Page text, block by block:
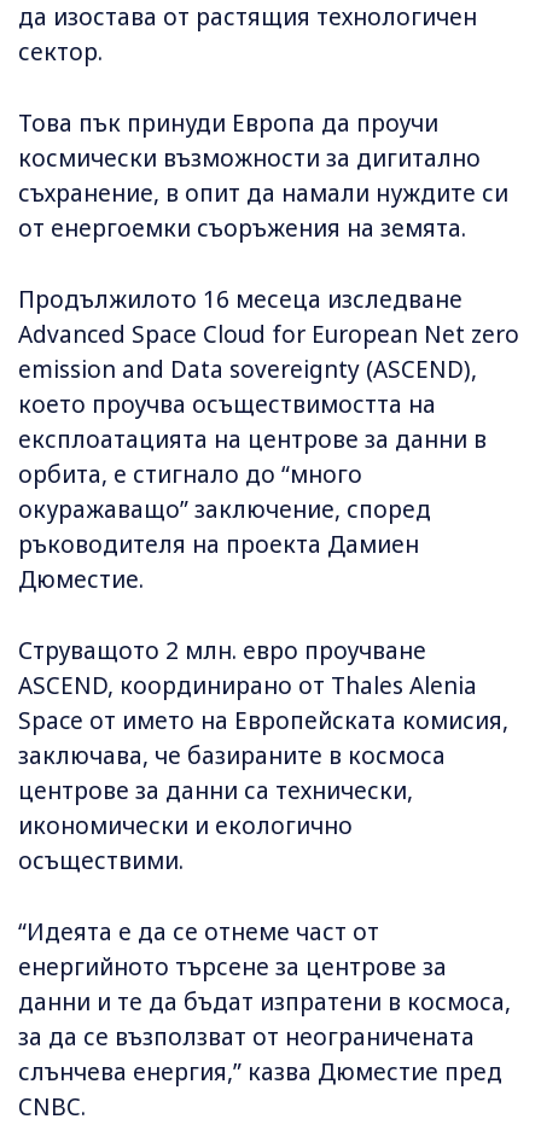
да изостава от растящия технологичен
сектор.
Това пък принуди Европа да проучи
космически възможности за дигитално
съхранение, в опит да намали нуждите си
от енергоемки съоръжения на земята.
Продължилото 16 месеца изследване
Advanced Space Cloud for European Net zero
emission and Data sovereignty (ASCEND),
което проучва осъществимостта на
експлоатацията на центрове за данни в
орбита, е стигнало до “много
окуражаващо” заключение, според
ръководителя на проекта Дамиен
Дюместие.
Струващото 2 млн. евро проучване
ASCEND, координирано от Thales Alenia
Space от името на Европейската комисия,
заключава, че базираните в космоса
центрове за данни са технически,
икономически и екологично
осъществими.
“Идеята е да се отнеме част от
енергийното търсене за центрове за
данни и те да бъдат изпратени в космоса,
за да се възползват от неограничената
слънчева енергия,” казва Дюместие пред
CNBC.